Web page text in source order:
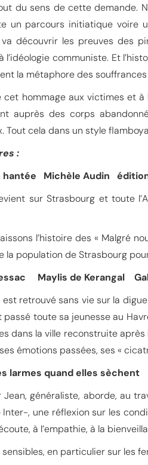
du sens de cette demande.
un parcours initiatique voire
va découvrir les preuves des
l’idéologie communiste. Et
la métaphore des
cet hommage aux victimes et
auprès des corps
Tout cela dans un style
:
hantée Michèle Audin
sur Strasbourg et toute
l’histoire des « Malgré
la population de Strasbourg
Maylis de Kerangal
est retrouvé sans vie sur la
passé toute sa jeunesse au
dans la ville reconstruite
émotions passées, ses «
larmes quand elles
Jean, généraliste, aborde, au
Inter-, une réflexion sur les
à l’empathie, à la
en particulier sur les